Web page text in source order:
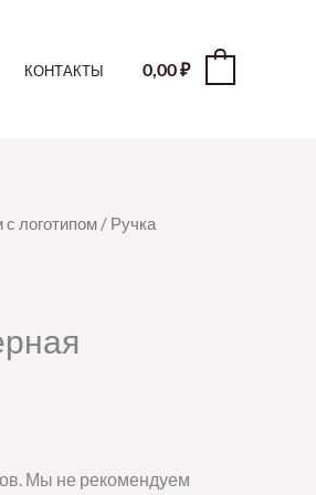
КОНТАКТЫ 0,00₽
логотипом / Ручка
Мы не рекомендуем